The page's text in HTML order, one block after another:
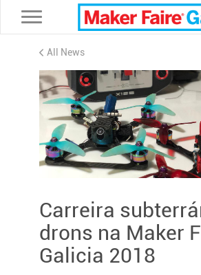
Toggle navigation
All News
Carreira
drons na Maker
Galicia 2018